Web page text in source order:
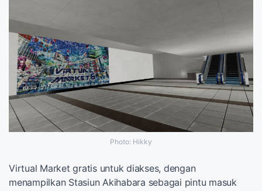
Photo: Hikky
Virtual Market gratis untuk diakses, dengan
menampilkan Stasiun Akihabara sebagai pintu masuk